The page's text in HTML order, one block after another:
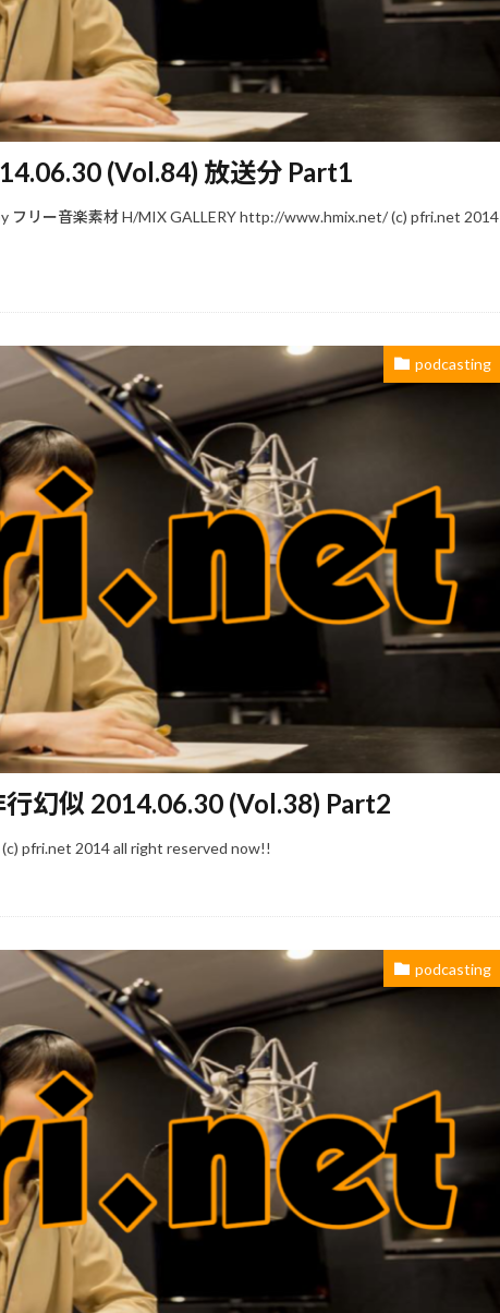
(Vol.84) 放送分 Part1
フリー音楽素材 H/MIX GALLERY http://www.hmix.net/ (c) pfri.net 2014
podcasting
幻似 2014.06.30 (Vol.38) Part2
pfri.net 2014 all right reserved now!!
podcasting